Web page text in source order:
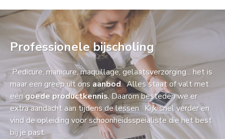
Professionele bijscholing
Pedicure, manicure, maquillage, gelaatsverzorging... het is
maar een greep uit ons aanbod. Alles staat of valt met
eengoede productkennis. Daarom besteden we er
extra aandacht aan tijdens de lessen. Kijk snel verder en
vind de opleiding voor schoonheidsspeialiste die het best
bij je past.